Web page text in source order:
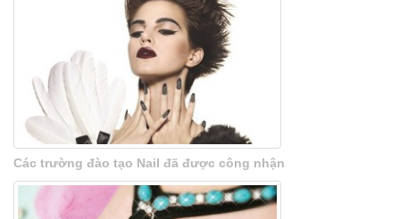
Các trường đào tạo Nail đã được công nhận